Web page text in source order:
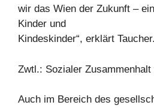
wir das Wien der Zukunft –
Kinder und
Kindeskinder“, erklärt Taucher.
Zwtl.: Sozialer
Auch im Bereich des